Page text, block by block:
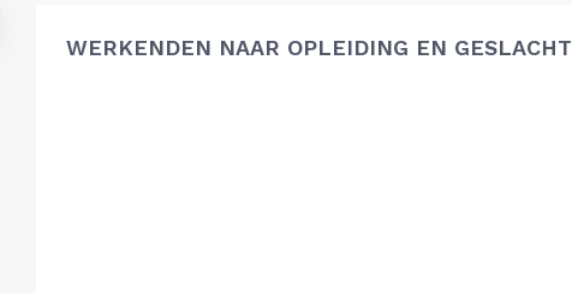
WERKENDEN NAAR OPLEIDING EN GESLACHT